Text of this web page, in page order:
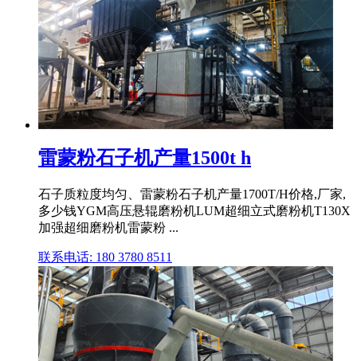
雷蒙粉石子机产量1500t h
石子质粒度均匀、雷蒙粉石子机产量1700T/H价格,厂家,
多少钱YGM高压悬辊磨粉机LUM超细立式磨粉机T130X
加强超细磨粉机雷蒙粉 ...
联系电话: 180 3780 8511